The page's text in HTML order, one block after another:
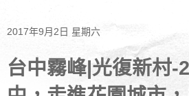
2017年9月2日 星期六
台中霧峰|光復新村-